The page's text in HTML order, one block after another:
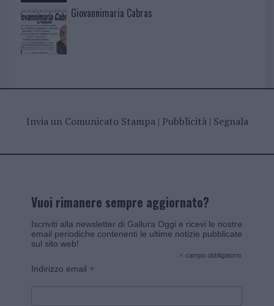
Giovannimaria Cabras
Invia un Comunicato Stampa| Pubblicità| Segnala
Vuoi rimanere sempre aggiornato?
Iscriviti alla newsletter di Gallura Oggi e ricevi le nostre
email periodiche contenenti le ultime notizie pubblicate
sul sito web!
* campo obbligatorio
Indirizzo email *